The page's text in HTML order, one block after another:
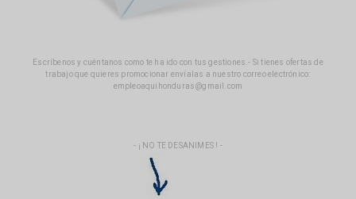
Escríbenos y cuéntanos como te ha ido con tus gestiones.- Si tienes ofertas de
trabajo que quieres promocionar envíalas a nuestro correo electrónico:
empleoaquihonduras@gmail.com
- ¡ NO TE DESANIMES ! -